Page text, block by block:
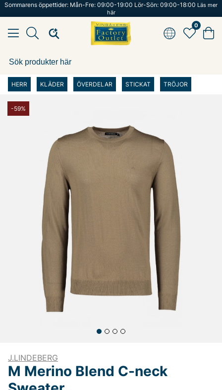
Sommarens öppettider: Mån-Fre: 09:00-19:00 Lör-Sön: 09:00-18:00 Läs mer
här
0
HERR KLÄDER ÖVERDELAR STICKAT TRÖJOR
-59%
J.LINDEBERG
M Merino Blend C-neck